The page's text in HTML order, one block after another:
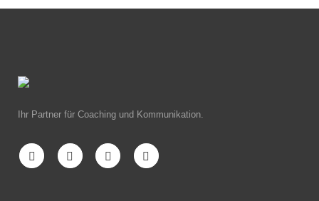
Ihr Partner für Coaching und Kommunikation.